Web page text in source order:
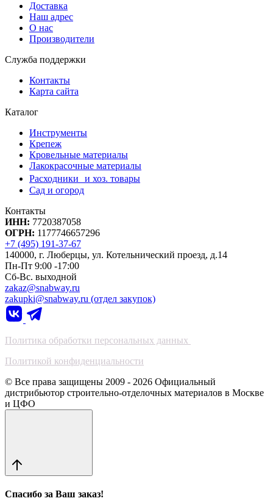
Доставка
Наш адрес
О нас
Производители
Служба поддержки
Контакты
Карта сайта
Каталог
Инструменты
Крепеж
Кровельные материалы
Лакокрасочные материалы
Расходники и хоз. товары
Сад и огород
Контакты
ИНН: 7720387058
ОГРН: 1177746657296
+7 (495) 191-37-67
140000, г. Люберцы, ул. Котельнический проезд, д.14
Пн-Пт 9:00 -17:00
Сб-Вс. выходной
zakaz@snabway.ru
zakupki@snabway.ru (отдел закупок)
Политика обработки персональных данных
Политикой конфиденциальности
© Все права защищены 2009 - 2026 Официальный
дистрибьютор строительно-отделочных материалов в Москве
и ЦФО
Спасибо за Ваш заказ!